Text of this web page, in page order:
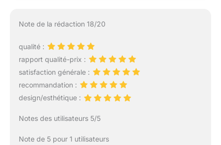
Note de la rédaction 18/20
qualité :
rapport qualité-prix :
satisfaction générale :
recommandation :
design/esthétique :
Notes des utilisateurs 5/5
Note de 5 pour 1 utilisateurs